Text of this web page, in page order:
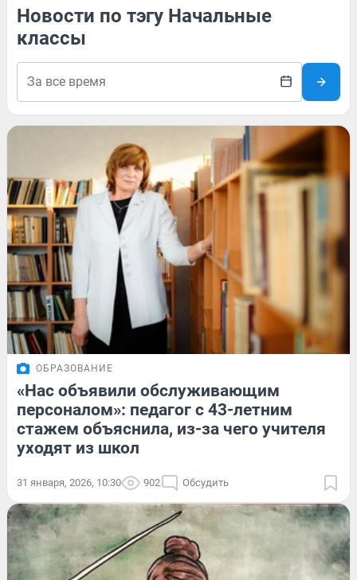
Новости по тэгу Начальные
классы
ОБРАЗОВАНИЕ
«Нас объявили обслуживающим
персоналом»: педагог с 43-летним
стажем объяснила, из-за чего учителя
уходят из школ
31 января, 2026, 10:30 902 Обсудить